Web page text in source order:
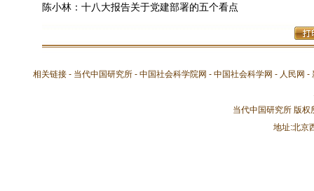
陈小林：十八大报告关于党建部署的五个看点
相关链接 - 当代中国研究所 -中国社会科学院网 -中国社会科学网 - 人民网 -
当代中国研究所 版
地址:北京